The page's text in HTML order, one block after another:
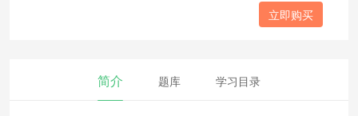
立即购买
简介 题库 学习目录